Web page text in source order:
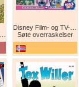
Søte overraskelser